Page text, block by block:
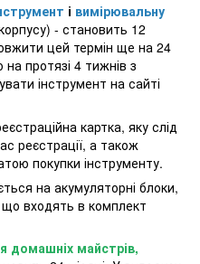
і вимірювальну
- становить 12
цей термін ще на 24
протязі 4 тижнів з
інструмент на сайті
картка, яку слід
реєстрації, а також
покупки інструменту.
на акумуляторні блоки,
входять в комплект
домашніх майстрів,